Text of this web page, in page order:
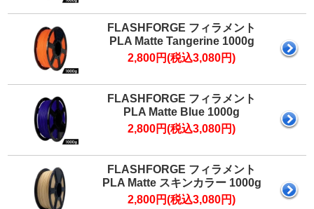
FLASHFORGE フィラメント
PLA Matte Tangerine 1000g
2,800円(税込3,080円)
FLASHFORGE フィラメント
PLA Matte Blue 1000g
2,800円(税込3,080円)
FLASHFORGE フィラメント
PLA Matte スキンカラー 1000g
2,800円(税込3,080円)